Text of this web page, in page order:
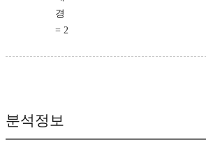
경
= 2
분석정보